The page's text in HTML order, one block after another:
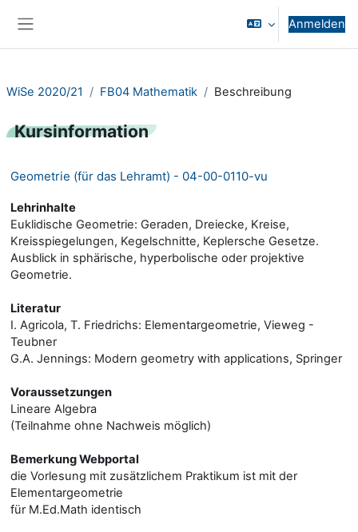
Anmelden
WiSe 2020/21 FB04 Mathematik Beschreibung
Kursinformation
Geometrie (für das Lehramt) - 04-00-0110-vu
Lehrinhalte
Euklidische Geometrie: Geraden, Dreiecke, Kreise,
Kreisspiegelungen, Kegelschnitte, Keplersche Gesetze.
Ausblick in sphärische, hyperbolische oder projektive
Geometrie.
Literatur
I. Agricola, T. Friedrichs: Elementargeometrie, Vieweg -
Teubner
G.A. Jennings: Modern geometry with applications, Springer
Voraussetzungen
Lineare Algebra
(Teilnahme ohne Nachweis möglich)
Bemerkung Webportal
die Vorlesung mit zusätzlichem Praktikum ist mit der
Elementargeometrie
für M.Ed.Math identisch